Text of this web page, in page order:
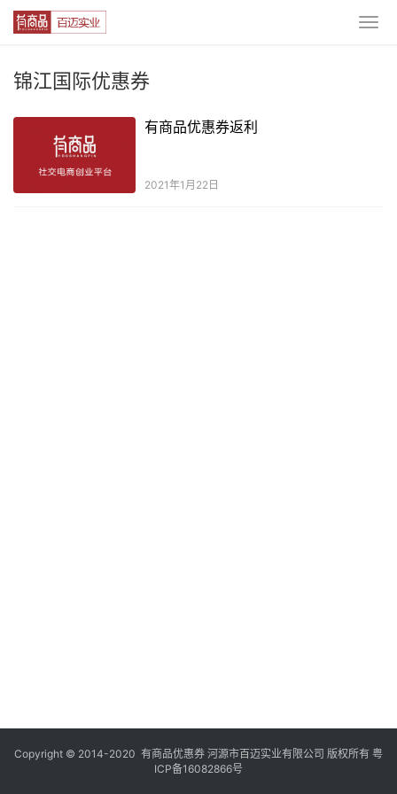
锦江国际优惠券
有商品优惠券返利
2021年1月22日
Copyright © 2014-2020 有商品优惠券 河源市百迈实业有限公司 版权所有 粤
ICP备16082866号